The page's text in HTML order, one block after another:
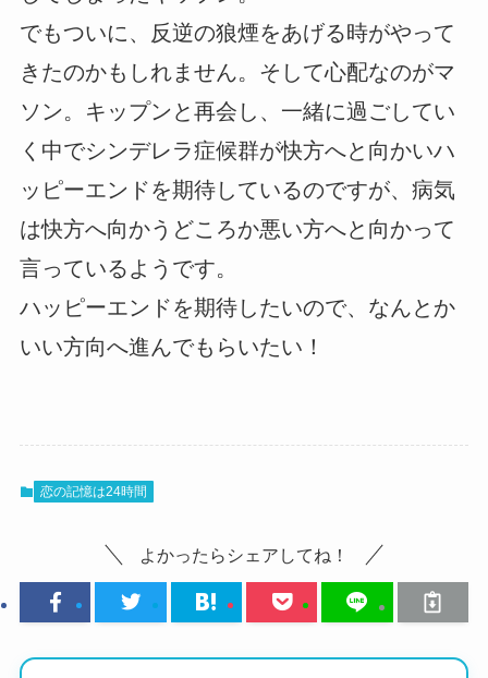
でもついに、反逆の狼煙をあげる時がやって
きたのかもしれません。そして心配なのがマ
ソン。キップンと再会し、一緒に過ごしてい
く中でシンデレラ症候群が快方へと向かいハ
ッピーエンドを期待しているのですが、病気
は快方へ向かうどころか悪い方へと向かって
言っているようです。
ハッピーエンドを期待したいので、なんとか
いい方向へ進んでもらいたい！
恋の記憶は24時間
よかったらシェアしてね！